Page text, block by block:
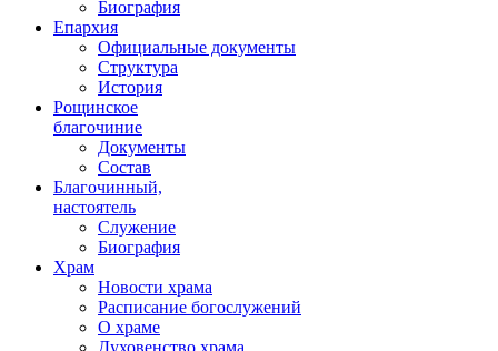
Биография
Епархия
Официальные документы
Структура
История
Рощинское
благочиние
Документы
Состав
Благочинный,
настоятель
Служение
Биография
Храм
Новости храма
Расписание богослужений
О храме
Духовенство храма